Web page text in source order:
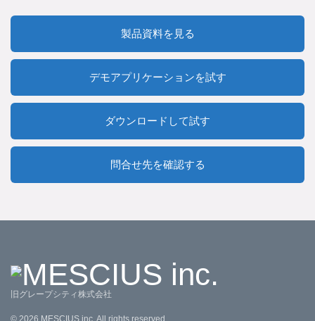
製品資料を見る
デモアプリケーションを試す
ダウンロードして試す
問合せ先を確認する
旧グレープシティ株式会社
© 2026 MESCIUS inc. All rights reserved.